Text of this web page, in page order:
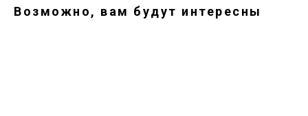
Возможно, вам будут интересны